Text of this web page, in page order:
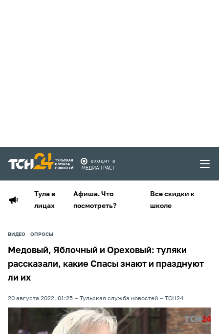
Тула в
лицах
Афиша. Что
посмотреть?
Все скидки к
школе
ВИДЕО ОПРОСЫ
Медовый, Яблочный и Ореховый: туляки
рассказали, какие Спасы знают и празднуют
ли их
20 августа 2022, 01:25 Тульская служба новостей ТСН24